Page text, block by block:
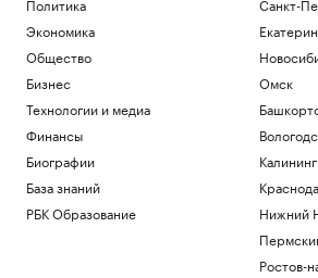
небольшие дожди с грозами
Общество
Что известно об атаках БПЛА на
регионы России. Главное к 6 августа
Политика
Эксперты объяснили, как россияне
меняют отношение к обучению в вузах
США
РАДИО
Общество
Силы ПВО за ночь сбили 605
украинских беспилотников над
Экономика
Общество
Бизнес
Технологии и медиа
Финансы
Биографии
База знаний
РБК Образование
Омск
Нижний
Ростов-